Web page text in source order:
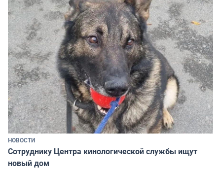
НОВОСТИ
Сотруднику Центра кинологической службы ищут
новый дом